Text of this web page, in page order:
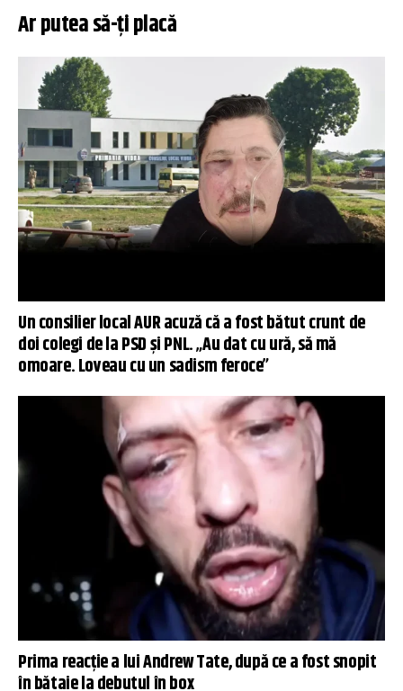
Ar putea să-ți placă
Un consilier local AUR acuză că a fost bătut crunt de
doi colegi de la PSD şi PNL. „Au dat cu ură, să mă
omoare. Loveau cu un sadism feroce”
Prima reacție a lui Andrew Tate, după ce a fost snopit
în bătaie la debutul în box